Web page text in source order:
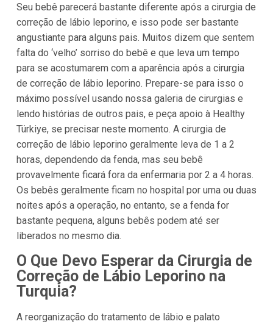
Seu bebê parecerá bastante diferente após a cirurgia de
correção de lábio leporino, e isso pode ser bastante
angustiante para alguns pais. Muitos dizem que sentem
falta do ‘velho’ sorriso do bebê e que leva um tempo
para se acostumarem com a aparência após a cirurgia
de correção de lábio leporino. Prepare-se para isso o
máximo possível usando nossa galeria de cirurgias e
lendo histórias de outros pais, e peça apoio à Healthy
Türkiye, se precisar neste momento. A cirurgia de
correção de lábio leporino geralmente leva de 1 a 2
horas, dependendo da fenda, mas seu bebê
provavelmente ficará fora da enfermaria por 2 a 4 horas.
Os bebês geralmente ficam no hospital por uma ou duas
noites após a operação, no entanto, se a fenda for
bastante pequena, alguns bebês podem até ser
liberados no mesmo dia.
O Que Devo Esperar da Cirurgia de
Correção de Lábio Leporino na
Turquia?
A reorganização do tratamento de lábio e palato